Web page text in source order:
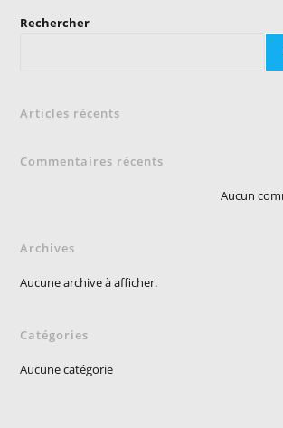
Rechercher
Articles récents
Commentaires récents
Aucun
Archives
Aucune archive à afficher.
Catégories
Aucune catégorie